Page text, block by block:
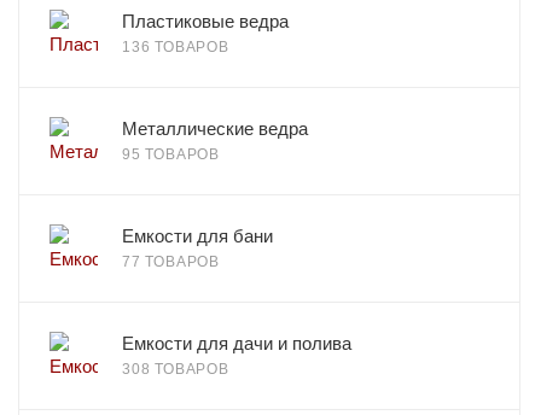
Пластиковые ведра
136 ТОВАРОВ
Металлические ведра
95 ТОВАРОВ
Емкости для бани
77 ТОВАРОВ
Емкости для дачи и полива
308 ТОВАРОВ